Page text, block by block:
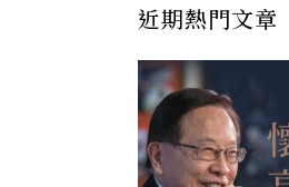
近期熱門文章